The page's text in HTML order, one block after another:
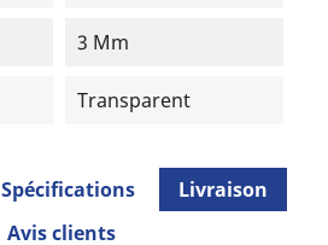
3 Mm
Transparent
Spécifications
Livraison
Avis clients